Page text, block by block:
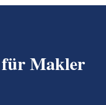
Makler